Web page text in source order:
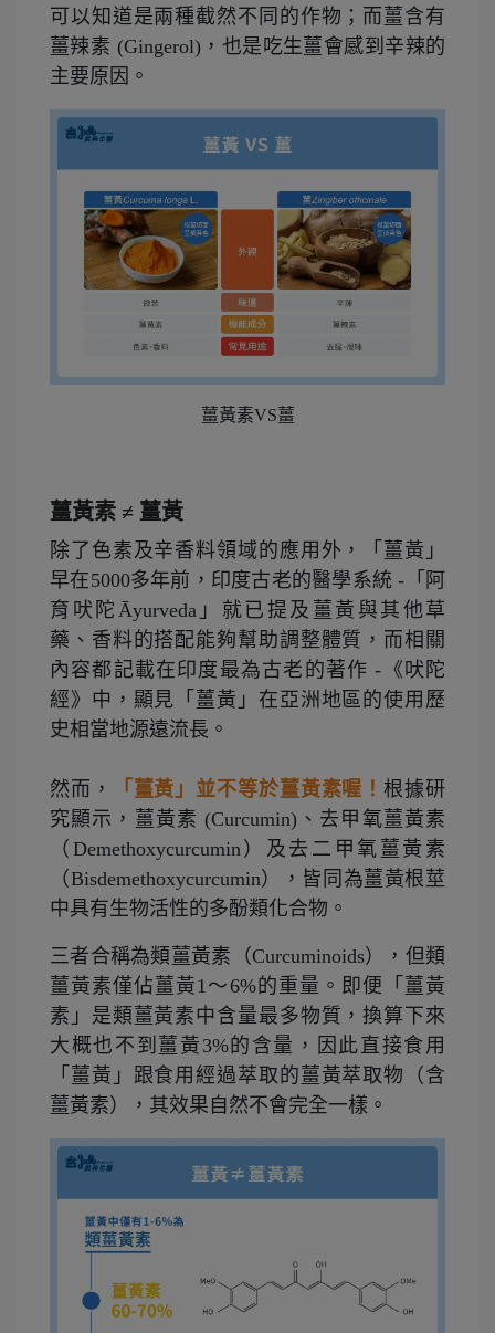
可以知道是兩種截然不同的作物；而薑含有
薑辣素 (Gingerol)，也是吃生薑會感到辛辣的
主要原因。
薑黃素VS薑
薑黃素 ≠ 薑黃
除了色素及辛香料領域的應用外，「薑黃」
早在5000多年前，印度古老的醫學系統 -「阿
育吠陀Āyurveda」就已提及薑黃與其他草
藥、香料的搭配能夠幫助調整體質，而相關
內容都記載在印度最為古老的著作 -《吠陀
經》中，顯見「薑黃」在亞洲地區的使用歷
史相當地源遠流長。
然而， 「薑黃」並不等於薑黃素喔！根據研
究顯示，薑黃素 (Curcumin)、去甲氧薑黃素
（Demethoxycurcumin）及去二甲氧薑黃素
（Bisdemethoxycurcumin），皆同為薑黃根莖
中具有生物活性的多酚類化合物。
三者合稱為類薑黃素（Curcuminoids），但類
薑黃素僅佔薑黃1～6%的重量。即便「薑黃
素」是類薑黃素中含量最多物質，換算下來
大概也不到薑黃3%的含量，因此直接食用
「薑黃」跟食用經過萃取的薑黃萃取物（含
薑黃素），其效果自然不會完全一樣。